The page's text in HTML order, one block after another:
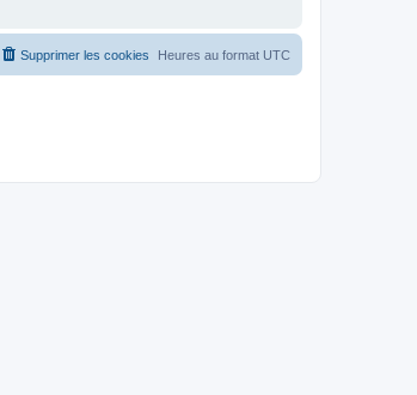
Heures au format UTC
Supprimer les cookies